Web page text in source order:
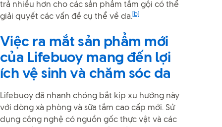
trả nhiều hơn cho các sản phẩm tắm gội có thể
giải quyết các vấn đề cụ thể về da. [b]
Việc ra mắt sản phẩm mới
của Lifebuoy mang đến lợi
ích vệ sinh và chăm sóc da
Lifebuoy đã nhanh chóng bắt kịp xu hướng này
với dòng xà phòng và sữa tắm cao cấp mới. Sử
dụng công nghệ có nguồn gốc thực vật và các